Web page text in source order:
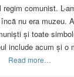
regim comunist. L-
nu era muzeu.
și toate
include acum și o
Read more…